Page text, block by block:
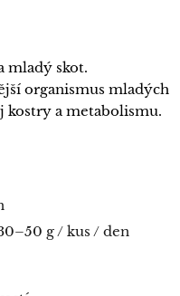
mladý skot.
organismus mladých
kostry a metabolismu.
g / kus / den